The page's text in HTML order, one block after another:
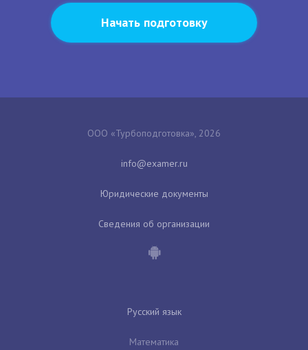
Начать подготовку
ООО «Турбоподготовка», 2026
Юридические документы
Сведения об организации
Русский язык
Математика